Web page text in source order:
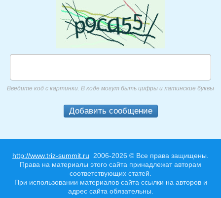
Введите код с картинки. В коде могут быть цифры и латинские буквы
Добавить сообщение
http://www.triz-summit.ru 2006-2026 © Все права защищены.
Права на материалы этого сайта принадлежат авторам
соответствующих статей.
При использовании материалов сайта ссылки на авторов и
адрес сайта обязательны.